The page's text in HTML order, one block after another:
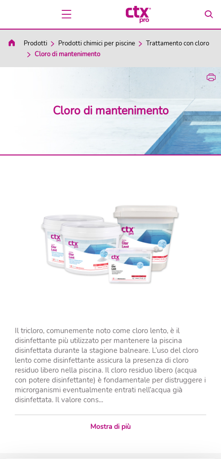
Prodotti Prodotti chimici per piscine
Trattamento con cloro
Cloro di mantenimento
Cloro di mantenimento
Il tricloro, comunemente noto come cloro lento, è il
disinfettante più utilizzato per mantenere la piscina
disinfettata durante la stagione balneare. L’uso del cloro
lento come disinfettante assicura la presenza di cloro
residuo libero nella piscina. Il cloro residuo libero (acqua
con potere disinfettante) è fondamentale per distruggere i
microrganismi eventualmente entrati nell’acqua già
disinfettata. Il valore cons...
Mostra di più